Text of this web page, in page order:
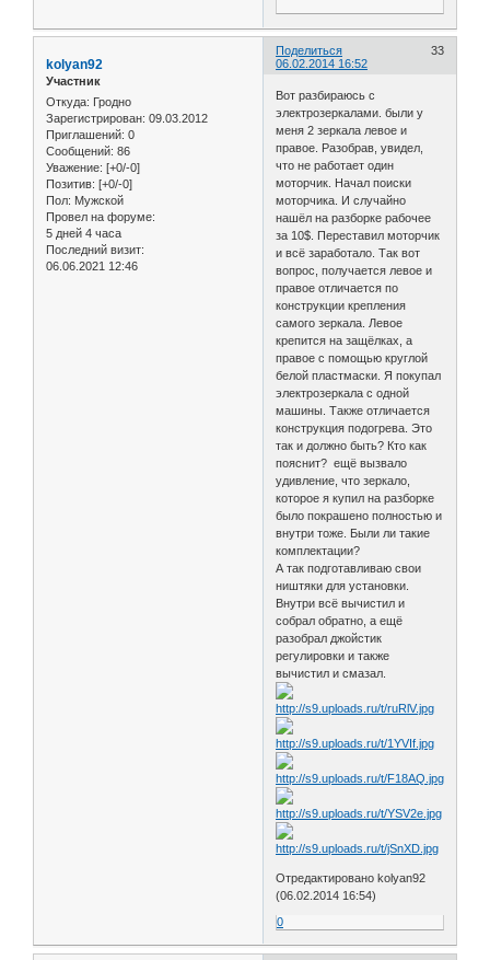
Поделиться
33
06.02.2014 16:52
kolyan92
Участник
Откуда: Гродно
Зарегистрирован: 09.03.2012
Приглашений: 0
Сообщений: 86
Уважение: [+0/-0]
Позитив: [+0/-0]
Пол: Мужской
Провел на форуме:
5 дней 4 часа
Последний визит:
06.06.2021 12:46
Вот разбираюсь с
электрозеркалами. были у
меня 2 зеркала левое и
правое. Разобрав, увидел,
что не работает один
моторчик. Начал поиски
моторчика. И случайно
нашёл на разборке рабочее
за 10$. Переставил моторчик
и всё заработало. Так вот
вопрос, получается левое и
правое отличается по
конструкции крепления
самого зеркала. Левое
крепится на защёлках, а
правое с помощью круглой
белой пластмаски. Я покупал
электрозеркала с одной
машины. Также отличается
конструкция подогрева. Это
так и должно быть? Кто как
пояснит? ещё вызвало
удивление, что зеркало,
которое я купил на разборке
было покрашено полностью и
внутри тоже. Были ли такие
комплектации?
А так подготавливаю свои
ништяки для установки.
Внутри всё вычистил и
собрал обратно, а ещё
разобрал джойстик
регулировки и также
вычистил и смазал.
Отредактировано kolyan92
(06.02.2014 16:54)
0